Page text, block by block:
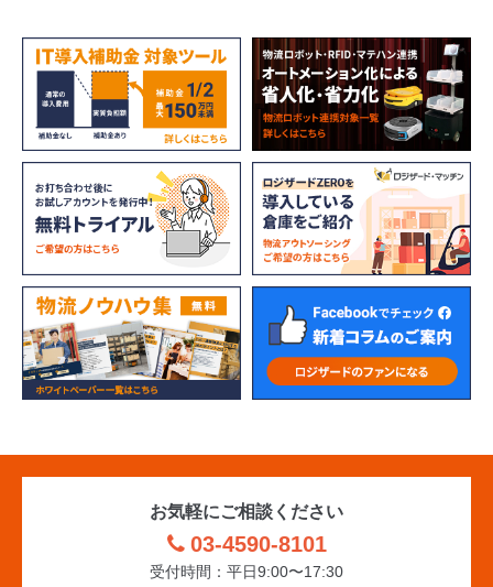
お気軽にご相談ください
03-4590-8101
受付時間：平日9:00〜17:30